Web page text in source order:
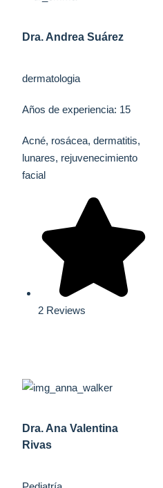
Dra. Andrea Suárez
dermatologia
Años de experiencia: 15
Acné, rosácea, dermatitis,
lunares, rejuvenecimiento
facial
2 Reviews
Dra. Ana Valentina
Rivas